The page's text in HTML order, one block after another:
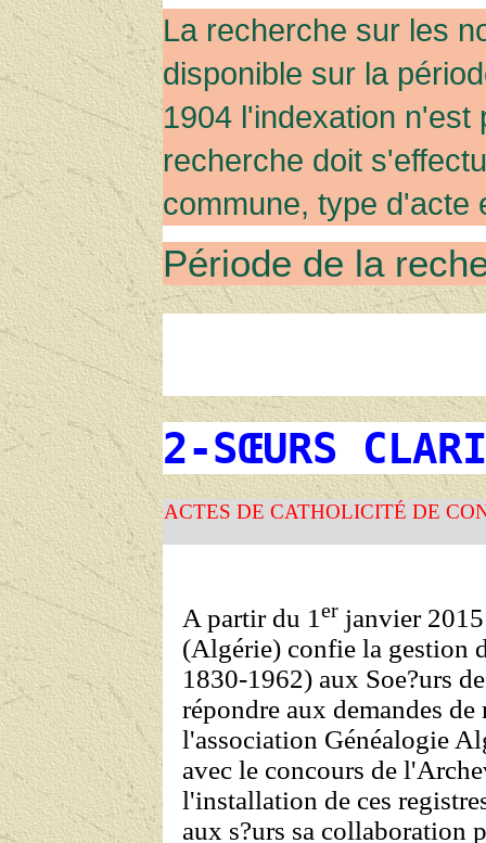
Christiane VINCENT a perdu sa fille BARBARA(
mon cher Henri,
La recherche sur les
disponible sur la
1904 l'indexation n'est
recherche doit
commune, type d'acte
Période de la
2-SŒURS
ACTES DE CATHOLICITÉ DE
A partir du 1 er janvier
(Algérie) confie la gestion
1830-1962) aux Soe?urs
répondre aux demandes
l'association Généalogie
avec le concours de
l'installation de ces
aux s?urs sa collaboration